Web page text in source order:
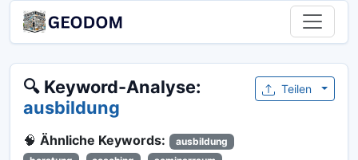
🔍 Keyword-Analyse:
ausbildung
🧠 Ähnliche Keywords:
ausbildung
Teilen